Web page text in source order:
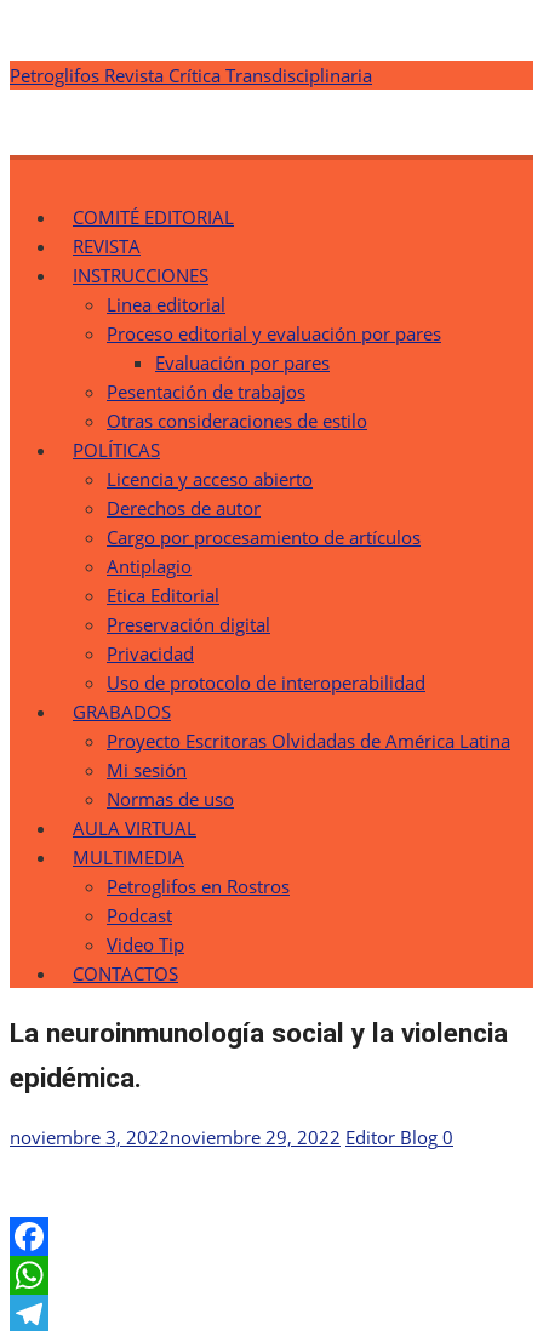
Saltar
Petroglifos Revista Crítica Transdisciplinaria
COMITÉ EDITORIAL
REVISTA
INSTRUCCIONES
Linea editorial
Proceso editorial y evaluación por pares
Evaluación por pares
Pesentación de trabajos
Otras consideraciones de estilo
POLÍTICAS
Licencia y acceso abierto
Derechos de autor
Cargo por procesamiento de artículos
Antiplagio
Etica Editorial
Preservación digital
Privacidad
Uso de protocolo de interoperabilidad
GRABADOS
Proyecto Escritoras Olvidadas de América Latina
Mi sesión
Normas de uso
AULA VIRTUAL
MULTIMEDIA
Petroglifos en Rostros
Podcast
Video Tip
CONTACTOS
La neuroinmunología social y la violencia
epidémica.
Publicada
noviembre 3, 2022noviembre 29, 2022 Autor
Editor Blog 0
Facebook
WhatsApp